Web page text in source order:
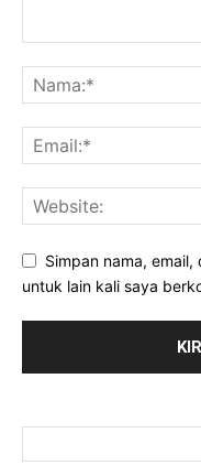
Simpan nama,
untuk lain kali saya